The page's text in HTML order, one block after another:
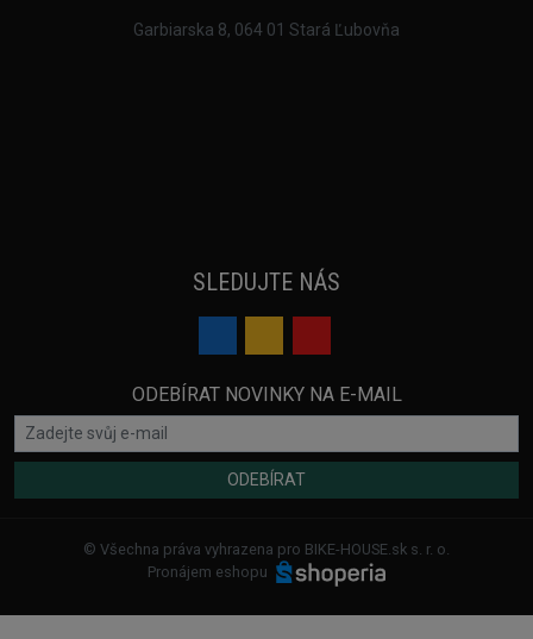
Garbiarska 8, 064 01 Stará Ľubovňa
SLEDUJTE NÁS
ODEBÍRAT NOVINKY NA E-MAIL
ODEBÍRAT
© Všechna práva vyhrazena pro BIKE-HOUSE.sk s. r. o.
Pronájem eshopu